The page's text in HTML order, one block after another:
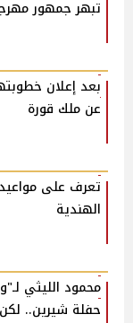
تبهر جمهور
بعد إعلان
عن ملك قورة
تعرف على
الهندية
محمود الليثي
حفلة شيرين..